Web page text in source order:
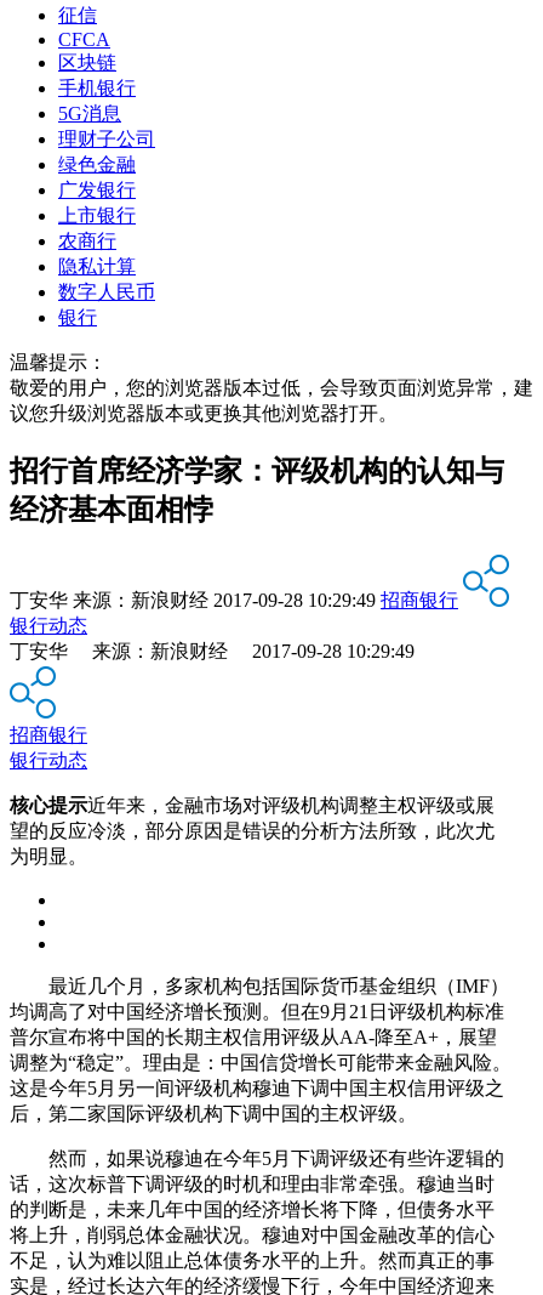
征信
CFCA
区块链
手机银行
5G消息
理财子公司
绿色金融
广发银行
上市银行
农商行
隐私计算
数字人民币
银行
温馨提示：
敬爱的用户，您的浏览器版本过低，会导致页面浏览异常，建
议您升级浏览器版本或更换其他浏览器打开。
招行首席经济学家：评级机构的认知与
经济基本面相悖
丁安华 来源： 新浪财经 2017-09-28 10:29:49 招商银行
银行动态
丁安华 来源：新浪财经 2017-09-28 10:29:49
招商银行
银行动态
核心提示近年来，金融市场对评级机构调整主权评级或展
望的反应冷淡，部分原因是错误的分析方法所致，此次尤
为明显。
最近几个月，多家机构包括国际货币基金组织（IMF）
均调高了对中国经济增长预测。但在9月21日评级机构标准
普尔宣布将中国的长期主权信用评级从AA-降至A+，展望
调整为“稳定”。理由是：中国信贷增长可能带来金融风险。
这是今年5月另一间评级机构穆迪下调中国主权信用评级之
后，第二家国际评级机构下调中国的主权评级。
然而，如果说穆迪在今年5月下调评级还有些许逻辑的
话，这次标普下调评级的时机和理由非常牵强。穆迪当时
的判断是，未来几年中国的经济增长将下降，但债务水平
将上升，削弱总体金融状况。穆迪对中国金融改革的信心
不足，认为难以阻止总体债务水平的上升。然而真正的事
实是，经过长达六年的经济缓慢下行，今年中国经济迎来